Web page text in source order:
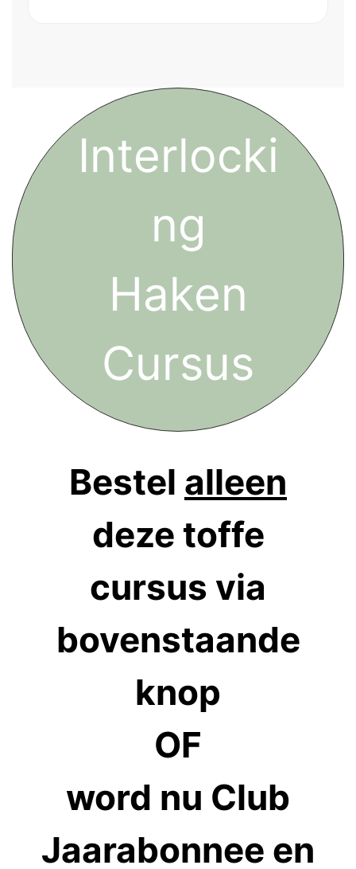
Interlocki
ng
Haken
Cursus
Bestel alleen
deze toffe
cursus via
bovenstaande
knop
OF
word nu Club
Jaarabonnee en